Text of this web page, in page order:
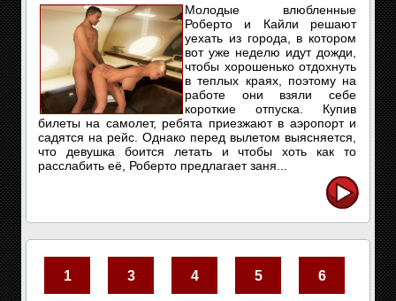
Молодые влюбленные
Роберто и Кайли решают
уехать из города, в котором
вот уже неделю идут дожди,
чтобы хорошенько отдохнуть
в теплых краях, поэтому на
работе они взяли себе
короткие отпуска. Купив
билеты на самолет, ребята приезжают в аэропорт и
садятся на рейс. Однако перед вылетом выясняется,
что девушка боится летать и чтобы хоть как то
расслабить её, Роберто предлагает заня...
1 3 4 5 6